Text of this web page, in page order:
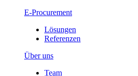
E-Procurement
Lösungen
Referenzen
Über uns
Team